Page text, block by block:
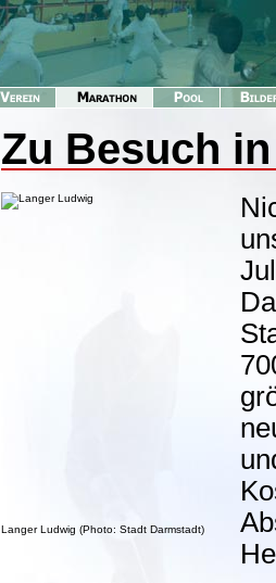
Zu Besuch
Langer Ludwig (Photo: Stadt Darmstadt)